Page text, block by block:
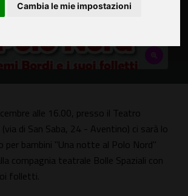
Cambia le mie impostazioni
alle 16.00, presso il Teatro
di San Saba, 24 - Aventino) ci sarà lo
per bambini "Una notte al Polo Nord"
compagnia teatrale Bolle Spaziali con
folletti.